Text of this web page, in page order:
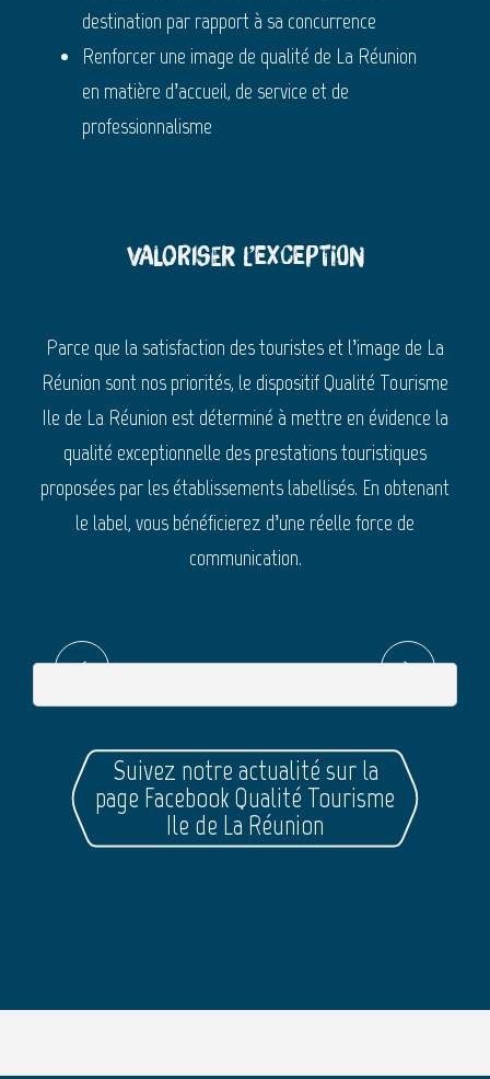
destination par rapport à sa concurrence
Renforcer une image de qualité de La Réunion
en matière d’accueil, de service et de
professionnalisme
Valoriser l’exception
Parce que la satisfaction des touristes et l’image de La
Réunion sont nos priorités, le dispositif Qualité Tourisme
Ile de La Réunion est déterminé à mettre en évidence la
qualité exceptionnelle des prestations touristiques
proposées par les établissements labellisés. En obtenant
le label, vous bénéficierez d’une réelle force de
communication.
Suivez notre actualité sur la
page Facebook Qualité Tourisme
Ile de La Réunion